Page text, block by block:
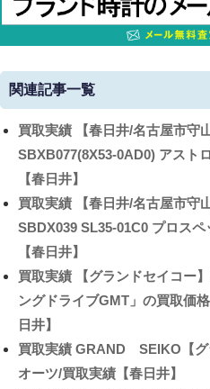
関連記事一覧
買取実績 【春日井/名古屋市守
SBXB077(8X53-0AD0) アスト
【春日井】
買取実績 【春日井/名古屋市守
SBDX039 SL35-01C0 プロス
【春日井】
買取実績 【グランドセイコー
ングドライブGMT」の買取価
日井】
買取実績 GRAND SEIKO【グ
オーツ/買取実績【春日井】